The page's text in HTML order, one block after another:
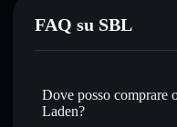
FAQ su SBL
Dove posso comprare
Laden?